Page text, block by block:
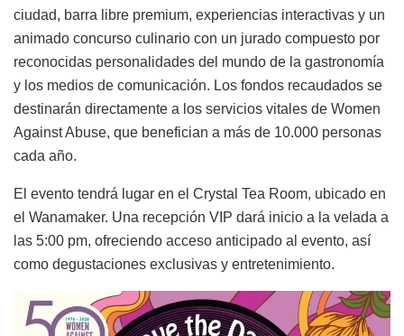
ciudad, barra libre premium, experiencias interactivas y un
animado concurso culinario con un jurado compuesto por
reconocidas personalidades del mundo de la gastronomía
y los medios de comunicación. Los fondos recaudados se
destinarán directamente a los servicios vitales de Women
Against Abuse, que benefician a más de 10.000 personas
cada año.
El evento tendrá lugar en el Crystal Tea Room, ubicado en
el Wanamaker. Una recepción VIP dará inicio a la velada a
las 5:00 pm, ofreciendo acceso anticipado al evento, así
como degustaciones exclusivas y entretenimiento.